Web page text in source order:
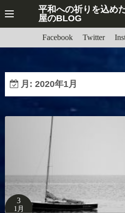
平和への祈りを込め
屋のBLOG
Facebook Twitter
月: 2020年1月
3
1月